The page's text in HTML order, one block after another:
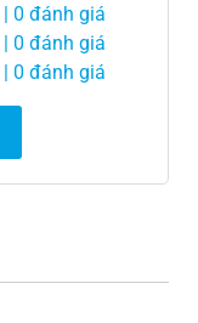
| 0 đánh giá
| 0 đánh giá
| 0 đánh giá